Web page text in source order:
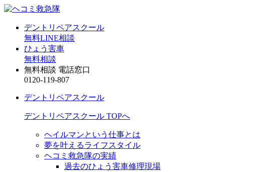
デントリペアスクール
無料LINE相談
ひょう害車
無料相談
無料相談 電話窓口
0120-119-807
デントリペアスクール
デントリペアスクール TOPへ
ヘイルマンという仕事とは
夢を叶えるライフスタイル
ヘコミ救急隊の実績
過去のひょう害車修理現場